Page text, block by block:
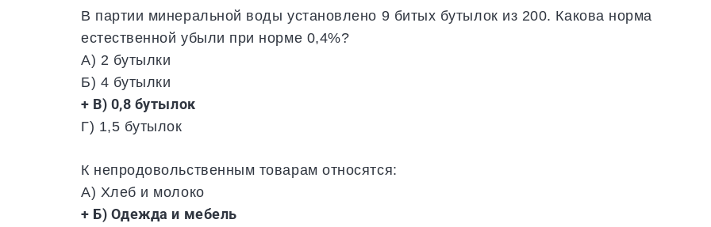
В партии минеральной воды установлено 9 битых бутылок из 200. Какова норма
естественной убыли при норме 0,4%?
А) 2 бутылки
Б) 4 бутылки
+ В) 0,8 бутылок
Г) 1,5 бутылок
К непродовольственным товарам относятся:
А) Хлеб и молоко
+ Б) Одежда и мебель